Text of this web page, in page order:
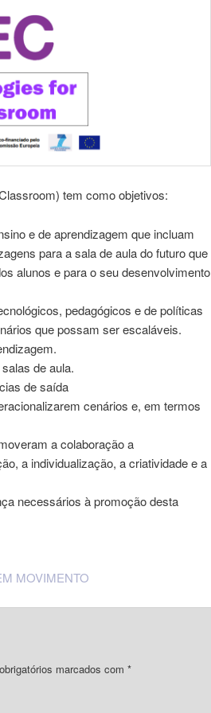
tem como objetivos:
e de aprendizagem que incluam
para a sala de aula do futuro que
alunos e para o seu desenvolvimento
pedagógicos e de políticas
que possam ser escaláveis.
de aula.
de saída
cenários e, em termos
a colaboração a
a individualização, a criatividade e a
necessários à promoção desta
MOVIMENTO
marcados com *